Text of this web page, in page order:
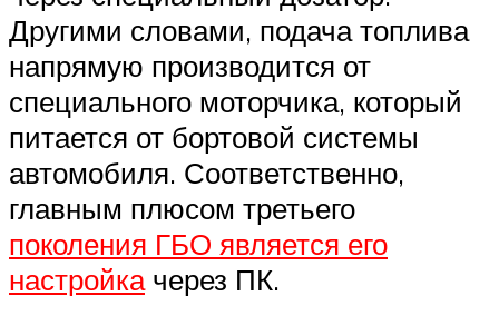
Другими словами, подача топлива
напрямую производится от
специального моторчика, который
питается от бортовой системы
автомобиля. Соответственно,
главным плюсом третьего
поколения ГБО является его
настройкачерез ПК.